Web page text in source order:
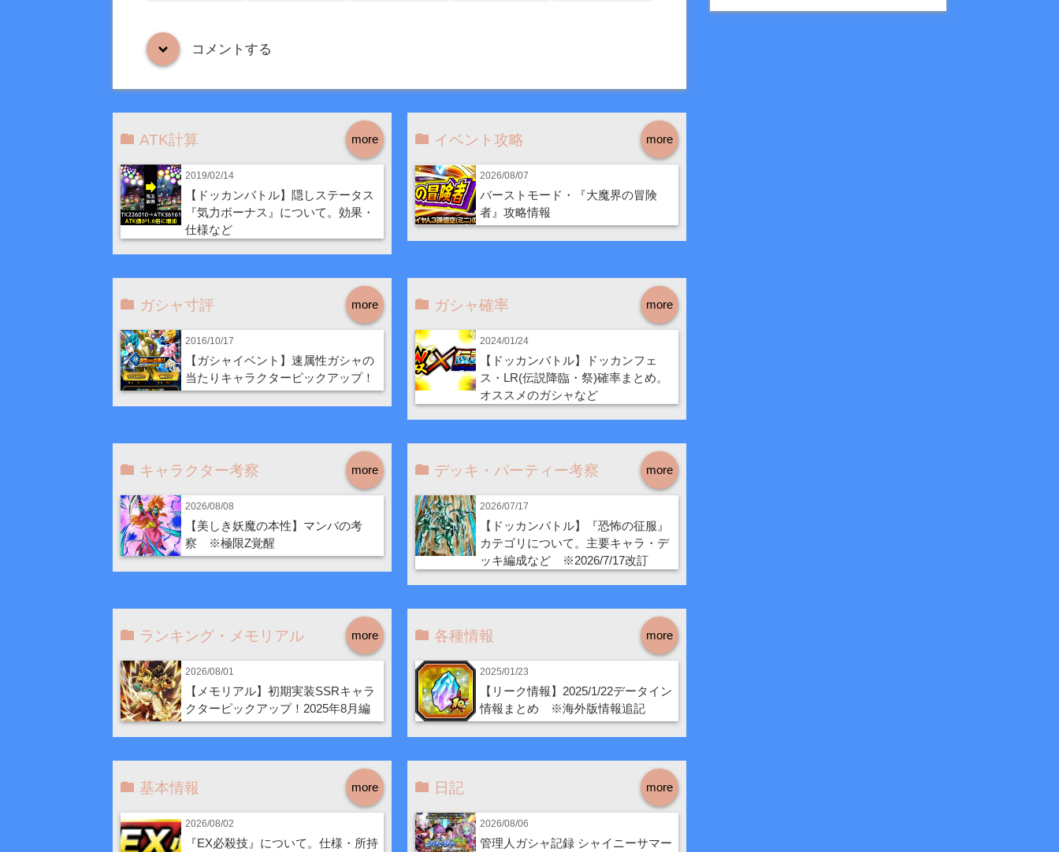
down コメントする
more
ATK計算
2019/02/14
【ドッカンバトル】隠しステータス
『気力ボーナス』について。効果・
仕様など
more
イベント攻略
2026/08/07
バーストモード・『大魔界の冒険
者』攻略情報
more
ガシャ寸評
2016/10/17
【ガシャイベント】速属性ガシャの
当たりキャラクターピックアップ！
more
ガシャ確率
2024/01/24
【ドッカンバトル】ドッカンフェ
ス・LR(伝説降臨・祭)確率まとめ。
オススメのガシャなど
more
キャラクター考察
2026/08/08
【美しき妖魔の本性】マンバの考
察 ※極限Z覚醒
more
デッキ・パーティー考察
2026/07/17
【ドッカンバトル】『恐怖の征服』
カテゴリについて。主要キャラ・デ
ッキ編成など ※2026/7/17改訂
more
ランキング・メモリアル
2026/08/01
【メモリアル】初期実装SSRキャラ
クターピックアップ！2025年8月編
more
各種情報
2025/01/23
【リーク情報】2025/1/22データイン
情報まとめ ※海外版情報追記
more
基本情報
2026/08/02
『EX必殺技』について。仕様・所持
more
日記
2026/08/06
管理人ガシャ記録 シャイニーサマー